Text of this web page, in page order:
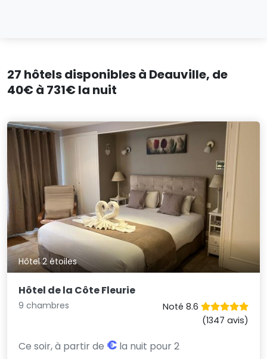
27 hôtels disponibles à Deauville, de
40€ à 731€ la nuit
Hôtel 2 étoiles
Hôtel de la Côte Fleurie
9 chambres
Noté 8.6
(1347 avis)
Ce soir, à partir de € la nuit pour 2